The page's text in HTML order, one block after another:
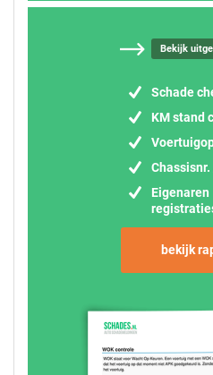
Bekijk
Schade
KM stand
Eigenaren
bekijk